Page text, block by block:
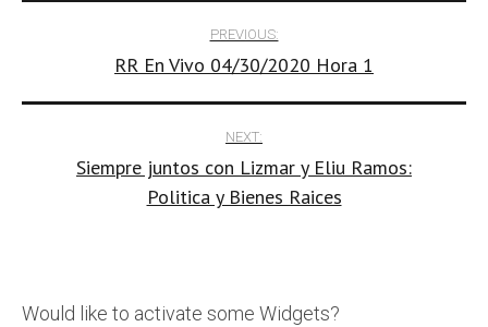
navigation
PREVIOUS:
RR En Vivo 04/30/2020 Hora 1
NEXT:
Siempre juntos con Lizmar y Eliu Ramos:
Politica y Bienes Raices
Would like to activate some Widgets?